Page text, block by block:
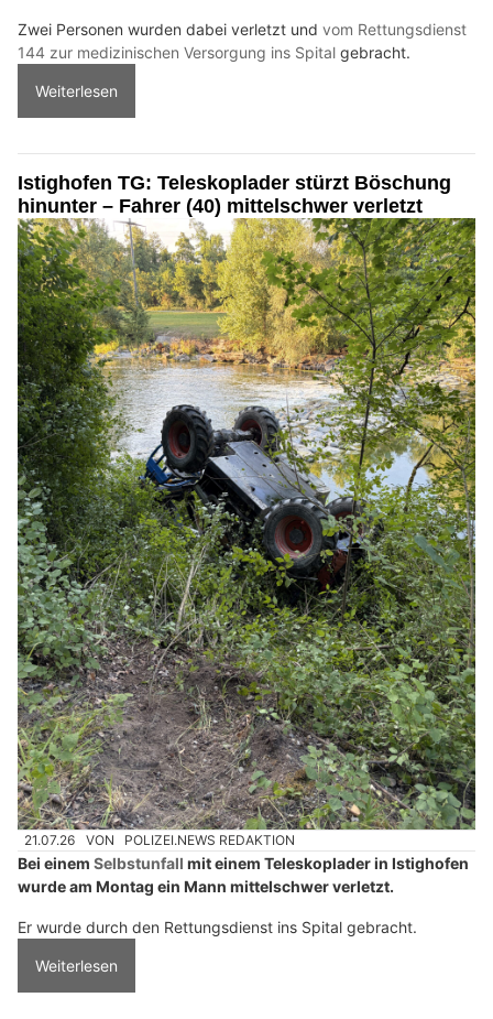
Zwei Personen wurden dabei verletzt und vom Rettungsdienst
144 zur medizinischen Versorgung ins Spital gebracht.
Weiterlesen
Istighofen TG: Teleskoplader stürzt Böschung
hinunter – Fahrer (40) mittelschwer verletzt
21.07.26 VON POLIZEI.NEWS REDAKTION
Bei einem Selbstunfall mit einem Teleskoplader in Istighofen
wurde am Montag ein Mann mittelschwer verletzt.
Er wurde durch den Rettungsdienst ins Spital gebracht.
Weiterlesen